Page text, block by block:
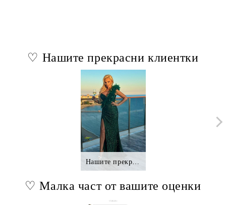
♡ Нашите прекрасни клиентки
♡ Малка част от вашите оценки